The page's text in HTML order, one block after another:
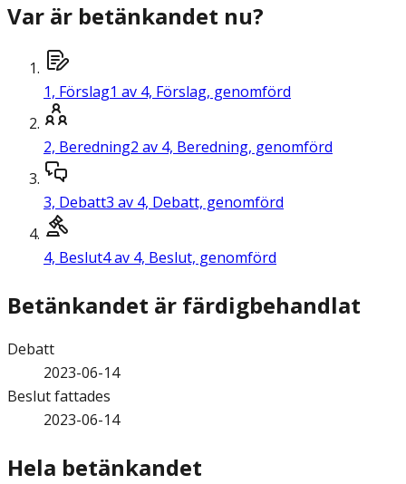
Var är betänkandet nu?
1, Förslag1 av 4, Förslag, genomförd
2, Beredning2 av 4, Beredning, genomförd
3, Debatt3 av 4, Debatt, genomförd
4, Beslut4 av 4, Beslut, genomförd
Betänkandet är färdigbehandlat
Debatt
2023-06-14
Beslut fattades
2023-06-14
Hela betänkandet